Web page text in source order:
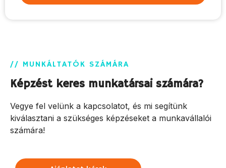
// MUNKÁLTATÓK SZÁMÁRA
Képzést keres munkatársai számára?
Vegye fel velünk a kapcsolatot, és mi segítünk
kiválasztani a szükséges képzéseket a munkavállalói
számára!